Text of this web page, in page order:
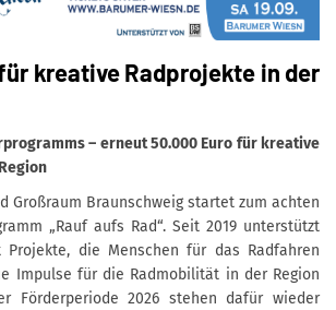
kreative Radprojekte in der
– erneut 50.000 Euro für kreative
Großraum Braunschweig startet zum achten
„Rauf aufs Rad“. Seit 2019 unterstützt
Projekte, die Menschen für das Radfahren
Impulse für die Radmobilität in der Region
Förderperiode 2026 stehen dafür wieder